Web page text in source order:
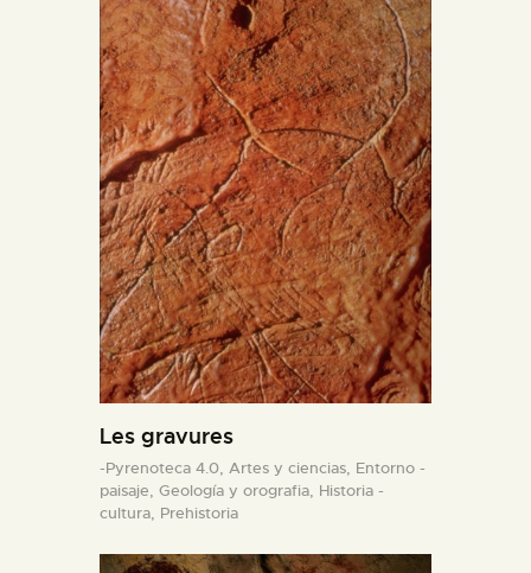
Les gravures
-Pyrenoteca 4.0, Artes y ciencias, Entorno -
paisaje, Geología y orografia, Historia -
cultura, Prehistoria